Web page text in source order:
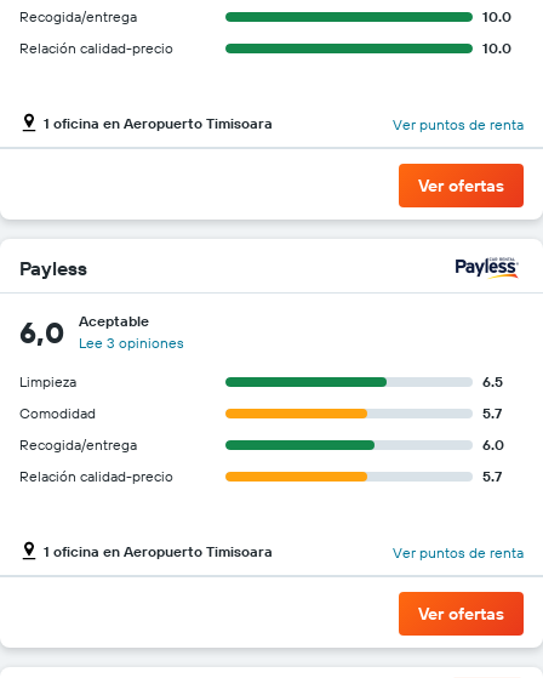
Recogida/entrega
10.0
Relación calidad-precio
10.0
1 oficina en Aeropuerto Timisoara Ver puntos de renta
Ver ofertas
Payless
6,0
Aceptable
Lee 3 opiniones
Limpieza
6.5
Comodidad
5.7
Recogida/entrega
6.0
Relación calidad-precio
5.7
1 oficina en Aeropuerto Timisoara Ver puntos de renta
Ver ofertas